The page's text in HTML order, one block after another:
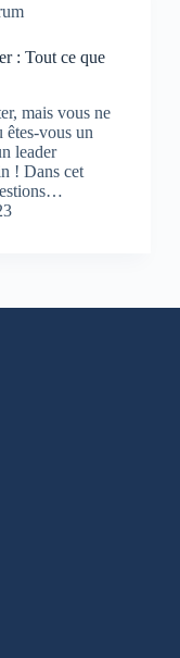
: Tout ce que
mais vous ne
êtes-vous un
leader
! Dans cet